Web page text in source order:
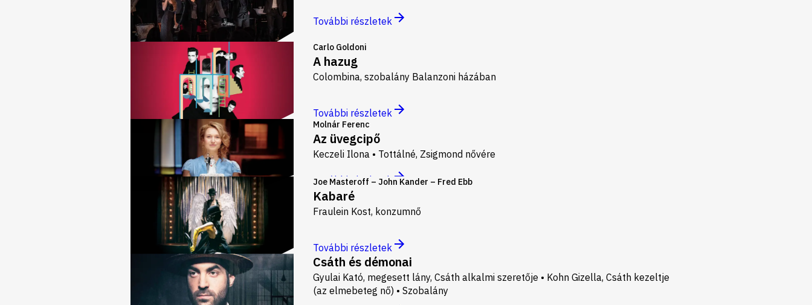
További részletek
Carlo Goldoni
A hazug
Colombina, szobalány Balanzoni házában
További részletek
Molnár Ferenc
Az üvegcipő
Keczeli Ilona • Tottálné, Zsigmond nővére
További részletek
Joe Masteroff – John Kander – Fred Ebb
Kabaré
Fraulein Kost, konzumnő
További részletek
Csáth és démonai
Gyulai Kató, megesett lány, Csáth alkalmi szeretője • Kohn Gizella, Csáth kezeltje
(az elmebeteg nő) • Szobalány